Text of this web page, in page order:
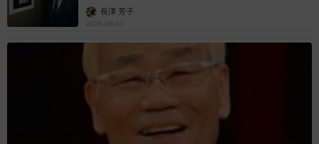
長澤 芳子
2026.08.07